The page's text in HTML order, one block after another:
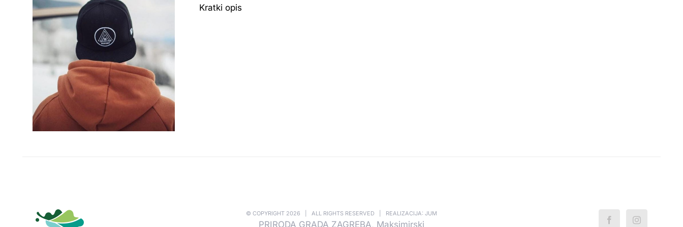
Kratki opis
© COPYRIGHT 2026 | ALL RIGHTS RESERVED | REALIZACIJA: JUM
PRIRODA GRADA ZAGREBA, Maksimirski